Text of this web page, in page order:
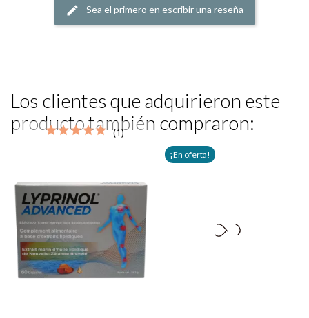
Sea el primero en escribir una reseña
Los clientes que adquirieron este
producto también compraron:
(1)
¡En oferta!